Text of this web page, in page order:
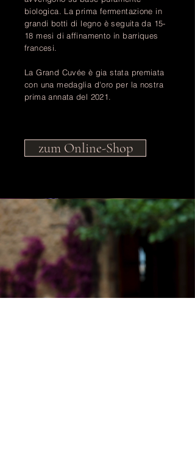
biologica. La prima fermentazione in
grandi botti di legno è seguita da 15-
18 mesi di affinamento in barriques
francesi.
La Grand Cuvée è gia stata premiata
con una medaglia d'oro per la nostra
prima annata del 2021.
zum Online-Shop